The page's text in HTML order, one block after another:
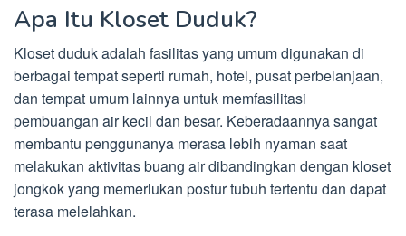
Apa Itu Kloset Duduk?
Kloset duduk adalah fasilitas yang umum digunakan di
berbagai tempat seperti rumah, hotel, pusat perbelanjaan,
dan tempat umum lainnya untuk memfasilitasi
pembuangan air kecil dan besar. Keberadaannya sangat
membantu penggunanya merasa lebih nyaman saat
melakukan aktivitas buang air dibandingkan dengan kloset
jongkok yang memerlukan postur tubuh tertentu dan dapat
terasa melelahkan.